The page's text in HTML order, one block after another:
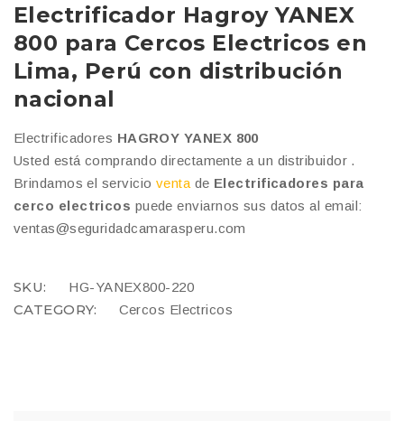
Electrificador Hagroy YANEX
800 para Cercos Electricos en
Lima, Perú con distribución
nacional
Electrificadores HAGROY YANEX 800
Usted está comprando directamente a un distribuidor .
Brindamos el servicio venta de Electrificadores para
cerco electricos puede enviarnos sus datos al email:
ventas@seguridadcamarasperu.com
SKU: HG-YANEX800-220
CATEGORY: Cercos Electricos